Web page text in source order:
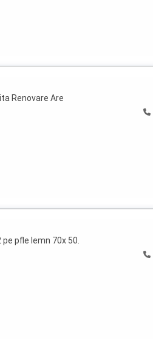
Renovare Are
pfle lemn 70x 50.